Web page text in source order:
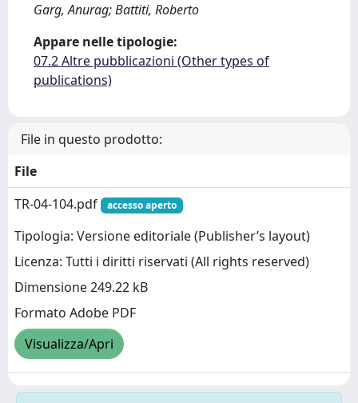
Garg, Anurag; Battiti, Roberto
Appare nelle tipologie:
07.2 Altre pubblicazioni (Other types of
publications)
File in questo prodotto:
File
TR-04-104.pdf
accesso aperto
Tipologia: Versione editoriale (Publisher’s layout)
Licenza: Tutti i diritti riservati (All rights reserved)
Dimensione 249.22 kB
Formato Adobe PDF
Visualizza/Apri